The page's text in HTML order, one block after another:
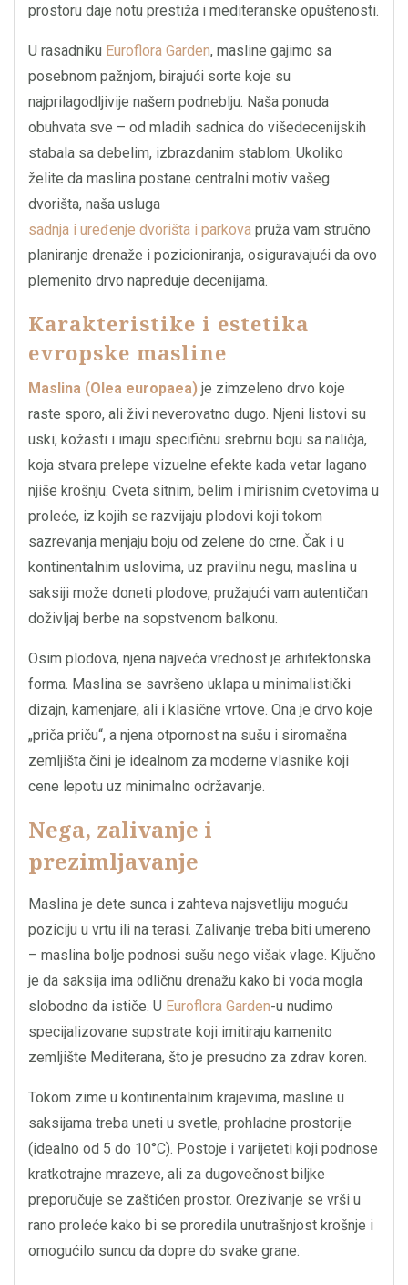
prostoru daje notu prestiža i mediteranske opuštenosti.
U rasadniku Euroflora Garden, masline gajimo sa
posebnom pažnjom, birajući sorte koje su
najprilagodljivije našem podneblju. Naša ponuda
obuhvata sve – od mladih sadnica do višedecenijskih
stabala sa debelim, izbrazdanim stablom. Ukoliko
želite da maslina postane centralni motiv vašeg
dvorišta, naša usluga
sadnja i uređenje dvorišta i parkova pruža vam stručno
planiranje drenaže i pozicioniranja, osiguravajući da ovo
plemenito drvo napreduje decenijama.
Karakteristike i estetika
evropske masline
Maslina (Olea europaea) je zimzeleno drvo koje
raste sporo, ali živi neverovatno dugo. Njeni listovi su
uski, kožasti i imaju specifičnu srebrnu boju sa naličja,
koja stvara prelepe vizuelne efekte kada vetar lagano
njiše krošnju. Cveta sitnim, belim i mirisnim cvetovima u
proleće, iz kojih se razvijaju plodovi koji tokom
sazrevanja menjaju boju od zelene do crne. Čak i u
kontinentalnim uslovima, uz pravilnu negu, maslina u
saksiji može doneti plodove, pružajući vam autentičan
doživljaj berbe na sopstvenom balkonu.
Osim plodova, njena najveća vrednost je arhitektonska
forma. Maslina se savršeno uklapa u minimalistički
dizajn, kamenjare, ali i klasične vrtove. Ona je drvo koje
„priča priču“, a njena otpornost na sušu i siromašna
zemljišta čini je idealnom za moderne vlasnike koji
cene lepotu uz minimalno održavanje.
Nega, zalivanje i
prezimljavanje
Maslina je dete sunca i zahteva najsvetliju moguću
poziciju u vrtu ili na terasi. Zalivanje treba biti umereno
– maslina bolje podnosi sušu nego višak vlage. Ključno
je da saksija ima odličnu drenažu kako bi voda mogla
slobodno da ističe. U Euroflora Garden-u nudimo
specijalizovane supstrate koji imitiraju kamenito
zemljište Mediterana, što je presudno za zdrav koren.
Tokom zime u kontinentalnim krajevima, masline u
saksijama treba uneti u svetle, prohladne prostorije
(idealno od 5 do 10°C). Postoje i varijeteti koji podnose
kratkotrajne mrazeve, ali za dugovečnost biljke
preporučuje se zaštićen prostor. Orezivanje se vrši u
rano proleće kako bi se proredila unutrašnjost krošnje i
omogućilo suncu da dopre do svake grane.